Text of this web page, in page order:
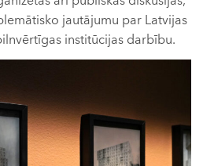
jautājumu par Latvijas
institūcijas darbību.